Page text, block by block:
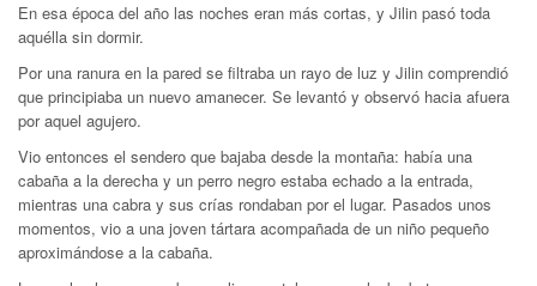
En esa época del año las noches eran más cortas, y Jilin pasó toda
aquélla sin dormir.
Por una ranura en la pared se filtraba un rayo de luz y Jilin comprendió
que principiaba un nuevo amanecer. Se levantó y observó hacia afuera
por aquel agujero.
Vio entonces el sendero que bajaba desde la montaña: había una
cabaña a la derecha y un perro negro estaba echado a la entrada,
mientras una cabra y sus crías rondaban por el lugar. Pasados unos
momentos, vio a una joven tártara acompañada de un niño pequeño
aproximándose a la cabaña.